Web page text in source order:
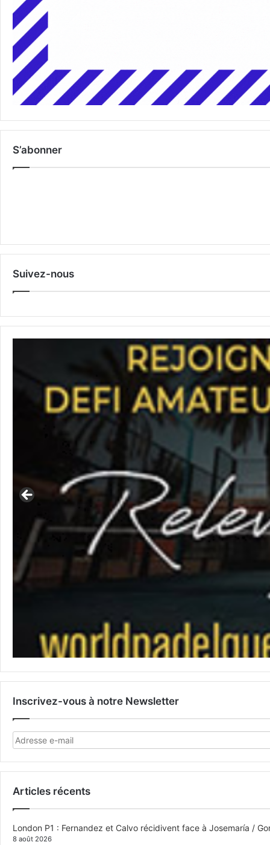
S’abonner
Suivez-nous
Inscrivez-vous à notre Newsletter
Articles récents
London P1 : Fernandez et Calvo récidivent face à Josemaría /
8 août 2026